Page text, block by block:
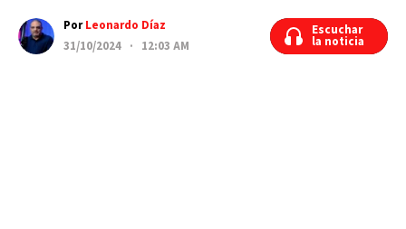
PorLeonardo Díaz
31/10/2024 · 12:03 AM
Escuchar
la noticia
Escuchar
la noticia